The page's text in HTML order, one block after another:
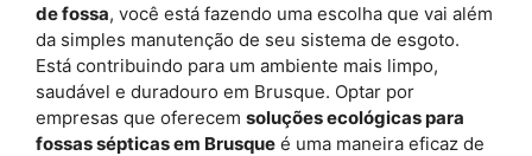
de fossa, você está fazendo uma escolha que vai além
da simples manutenção de seu sistema de esgoto.
Está contribuindo para um ambiente mais limpo,
saudável e duradouro em Brusque. Optar por
empresas que oferecem soluções ecológicas para
fossas sépticas em Brusque é uma maneira eficaz de